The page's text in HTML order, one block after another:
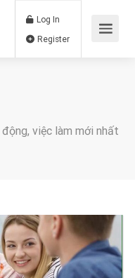
Log In
việc làm mới nhất